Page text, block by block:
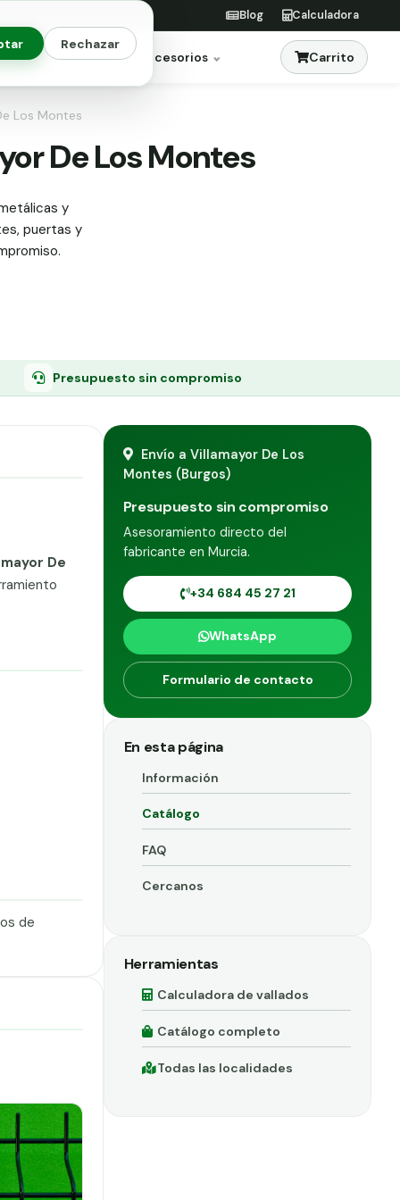
Rechazar
Blog Calculadora
Jardinería Accesorios Carrito
Los Montes
De Los Montes
y
puertas y
Presupuesto sin compromiso
De
de
Envío a Villamayor De Los
Montes (Burgos)
Presupuesto sin compromiso
Asesoramiento directo del
fabricante en Murcia.
+34 684 45 27 21
WhatsApp
Formulario de contacto
En esta página
Información
Catálogo
FAQ
Cercanos
Herramientas
Calculadora de vallados
Catálogo completo
Todas las localidades